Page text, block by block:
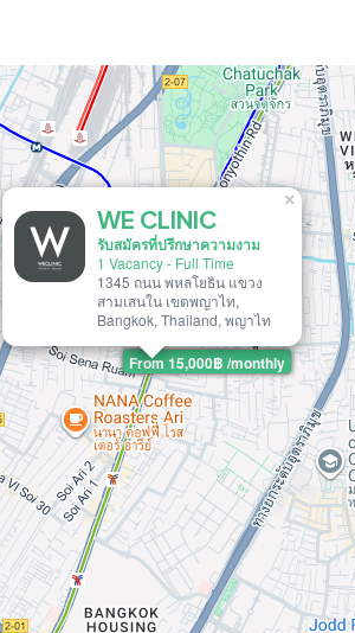
From 15,000฿ /monthly
WE CLINIC
รับสมัครที่ปรึกษาความงาม
1 Vacancy- Full Time
1345 ถนน พหลโยธิน แขวง
สามเสนใน เขตพญาไท,
Bangkok, Thailand, พญาไท
×